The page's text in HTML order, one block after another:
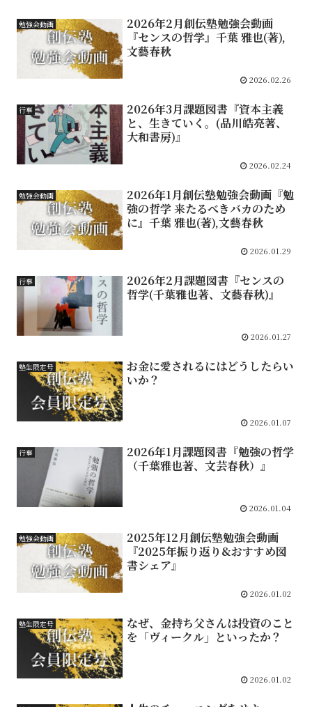
勉強会動画
2026年2月創伝塾勉強会動画
『センスの哲学』千葉 雅也(著),
文藝春秋
2026.02.26
行事
2026年3月課題図書『資本主義
と、生きていく。(品川皓亮著、
大和書房)』
2026.02.24
勉強会動画
2026年1月創伝塾勉強会動画『勉
強の哲学 来たるべきバカのため
に』千葉 雅也(著),文藝春秋
2026.01.29
行事
2026年2月課題図書『センスの
哲学(千葉雅也著、文藝春秋)』
2026.01.27
塾生限定号
お金に愛されるにはどうしたらい
いか？
2026.01.07
行事
2026年1月課題図書『勉強の哲学
（千葉雅也著、文芸春秋）』
2026.01.04
勉強会動画
2025年12月創伝塾勉強会動画
『2025年振り返り&おすすめ図
書シェア』
2026.01.02
塾生限定号
なぜ、金持ち父さんは投資のこと
を「ヴィークル」といったか？
2026.01.02